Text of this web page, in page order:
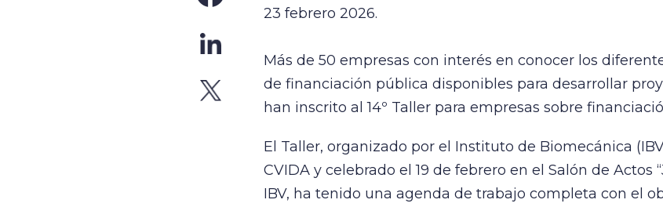
23 febrero 2026.
Más de 50 empresas con interés en conocer los
de financiación pública disponibles para desarrollar
han inscrito al 14º Taller para empresas sobre
El Taller, organizado por el Instituto de Biomecánica
CVIDA y celebrado el 19 de febrero en el Salón de Actos
IBV, ha tenido una agenda de trabajo completa con el